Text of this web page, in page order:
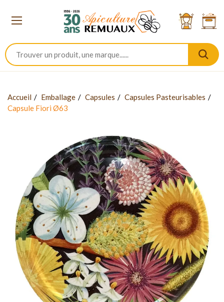
Accueil Emballage Capsules
Capsules Pasteurisables
Capsule Fiori Ø63